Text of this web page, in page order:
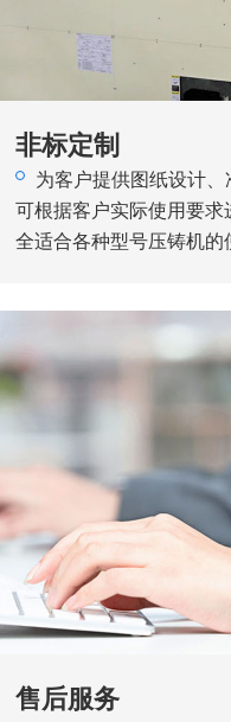
非标定制
为客户提供图纸设计、
可根据客户实际使用要
全适合各种型号压铸机的
售后服务